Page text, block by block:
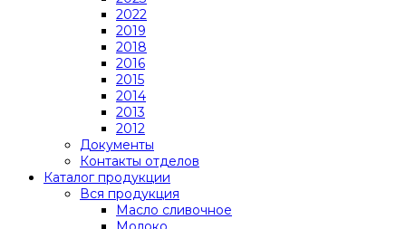
2022
2019
2018
2016
2015
2014
2013
2012
Документы
Контакты отделов
Каталог продукции
Вся продукция
Масло сливочное